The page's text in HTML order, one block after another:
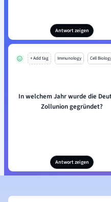
Antwort zeigen
+ Add tag Immunology Cell
In welchem Jahr wurde die
Zollunion gegründet?
Antwort zeigen